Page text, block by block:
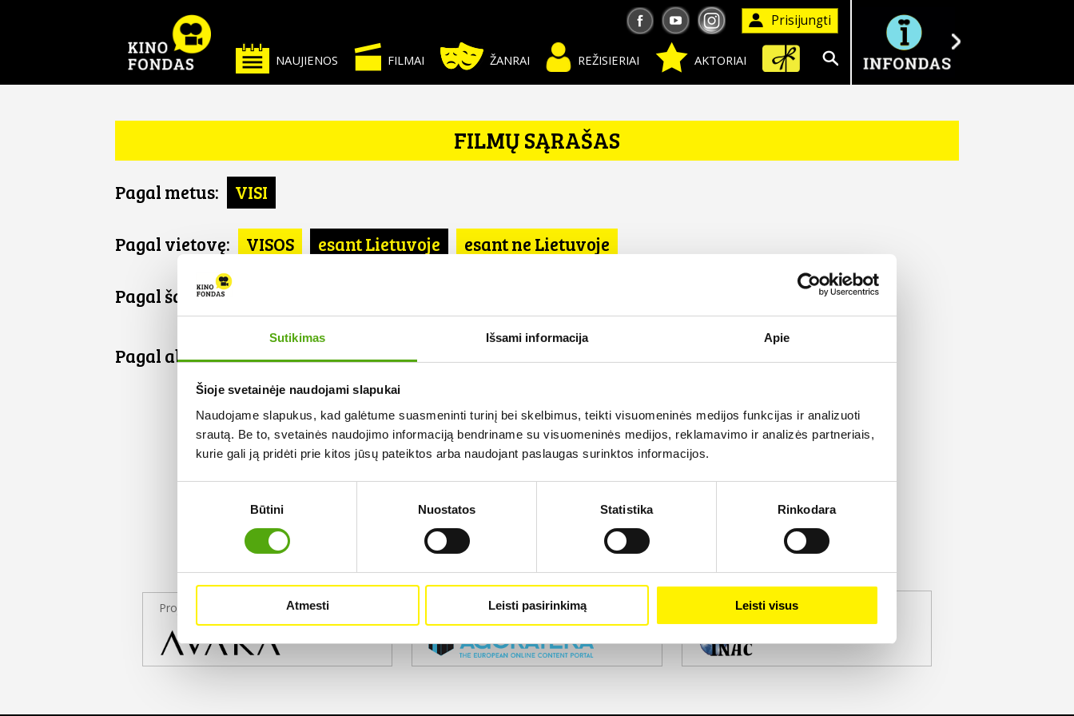
Sutikimas Išsami informacija Apie
Šioje svetainėje naudojami slapukai
Naudojame slapukus, kad galėtume suasmeninti turinį bei skelbimus, teikti visuomeninės medijos funkcijas ir analizuoti
srautą. Be to, svetainės naudojimo informaciją bendriname su visuomeninės medijos, reklamavimo ir analizės partneriais,
kurie gali ją pridėti prie kitos jūsų pateiktos arba naudojant paslaugas surinktos informacijos.
Būtini Nuostatos Statistika Rinkodara
Atmesti Leisti pasirinkimą Leisti visus
Prisijungti
AKTORIAI
REŽISIERIAI
ŽANRAI
FILMAI
NAUJIENOS
Ieškoti
FILMŲ SĄRAŠAS
Pagal metus: VISI
Pagal vietovę: VISOS esant Lietuvoje esant ne Lietuvoje
Pagal šalį: VISOS
Pagal abėcėlę:
Projekto partneris Projekto partneris Projekto partneris